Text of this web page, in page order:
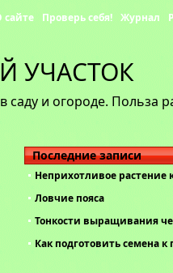
УЧАСТОК
и огороде. Польза
сайте Проверь себя! Журнал
Последние записи
Неприхотливое растение
Ловчие пояса
Тонкости выращивания
Как подготовить семена к